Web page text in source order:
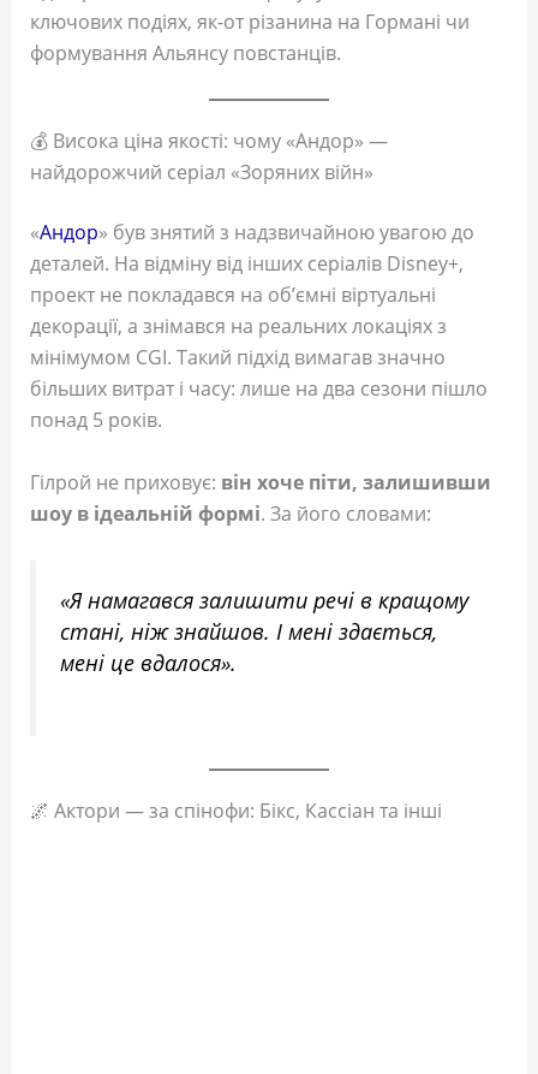
ключових подіях, як-от різанина на Гормані чи
формування Альянсу повстанців.
💰 Висока ціна якості: чому «Андор» —
найдорожчий серіал «Зоряних війн»
«Андор» був знятий з надзвичайною увагою до
деталей. На відміну від інших серіалів Disney+,
проект не покладався на об’ємні віртуальні
декорації, а знімався на реальних локаціях з
мінімумом CGI. Такий підхід вимагав значно
більших витрат і часу: лише на два сезони пішло
понад 5 років.
Гілрой не приховує: він хоче піти, залишивши
шоу в ідеальній формі. За його словами:
«Я намагався залишити речі в кращому
стані, ніж знайшов. І мені здається,
мені це вдалося».
🌌 Актори — за спінофи: Бікс, Кассіан та інші